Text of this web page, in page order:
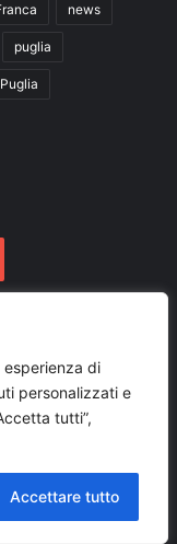
esperienza di
personalizzati e
tutti”,
Accettare tutto
news
puglia